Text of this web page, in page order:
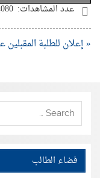
عدد المشاهدات:
« إعلان للطلبة
فضاء الطالب